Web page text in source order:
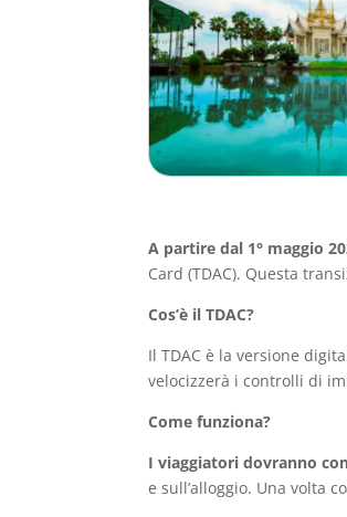
A partire dal 1° maggio
Card (TDAC). Questa
Cos’è il TDAC?
Il TDAC è la versione
velocizzerà i controlli di
Come funziona?
I viaggiatori dovranno
e sull’alloggio. Una volta